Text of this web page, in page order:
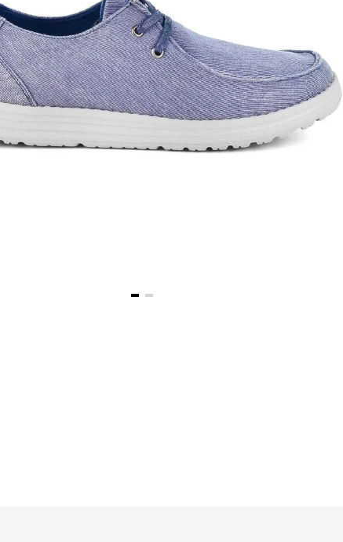
sandalias
slip-ins
botas dama